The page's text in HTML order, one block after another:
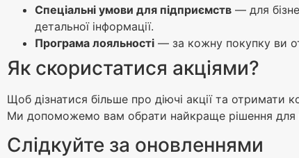
Спеціальні умови для підприємств — для
детальної інформації.
Програма лояльності — за кожну покупку ви
Як скористатися акціями?
Щоб дізнатися більше про діючі акції та
Ми допоможемо вам обрати найкраще рішення для
Слідкуйте за оновленнями